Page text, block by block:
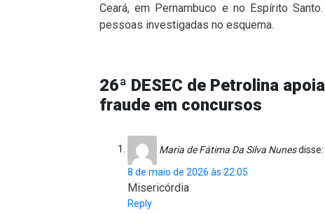
Ceará, em Pernambuco e no Espírito
pessoas investigadas no esquema.
26ª DESEC de Petrolina
fraude em concursos
Maria de Fátima Da Silva Nunesdisse:
8 de maio de 2026 às 22:05
Misericórdia
Reply